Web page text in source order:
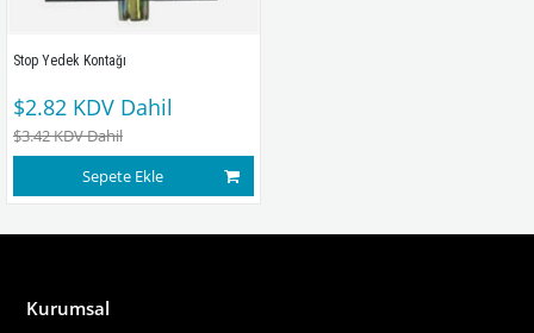
Stop Yedek Kontağı
$2.82 KDV Dahil
$3.42KDV Dahil
Sepete Ekle
Kurumsal